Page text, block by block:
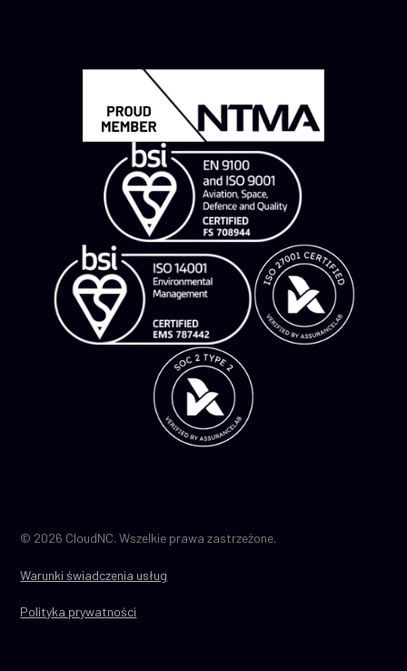
Warunki świadczenia usług
Polityka prywatności
© 2026 CloudNC. Wszelkie prawa zastrzeżone.